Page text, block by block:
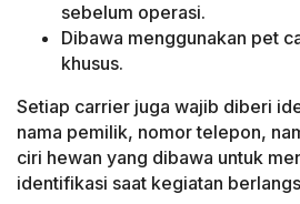
sebelum operasi.
Dibawa menggunakan pet
khusus.
Setiap carrier juga wajib diberi
nama pemilik, nomor telepon,
ciri hewan yang dibawa untuk
identifikasi saat kegiatan